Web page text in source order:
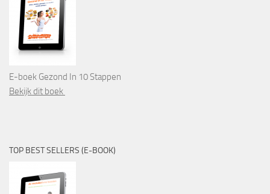
E-boek Gezond In 10 Stappen
Bekijk dit boek
TOP BEST SELLERS (E-BOOK)